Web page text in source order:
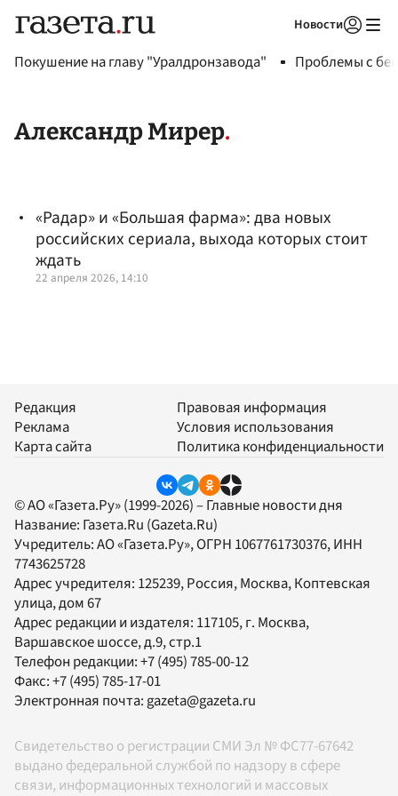
Новости
Покушение на главу "Уралдронзавода" Проблемы с
Александр Мирер
«Радар» и «Большая фарма»: два новых
российских сериала, выхода которых стоит
ждать
22 апреля 2026, 14:10
Редакция
Реклама
Карта сайта
Правовая информация
Условия использования
Политика конфиденциальности
© АО «Газета.Ру» (1999-2026) – Главные новости дня
Название: Газета.Ru (Gazeta.Ru)
Учредитель:АО «Газета.Ру», ОГРН 1067761730376, ИНН
7743625728
Адрес учредителя: 125239, Россия, Москва, Коптевская
улица, дом 67
Адрес редакции и издателя: 117105, г. Москва,
Варшавское шоссе, д.9, стр.1
Телефон редакции:+7 (495) 785-00-12
Факс:+7 (495) 785-17-01
Электронная почта:gazeta@gazeta.ru
Свидетельство о регистрации СМИ Эл № ФС77-67642
выдано федеральной службой по надзору в сфере
связи, информационных технологий и массовых